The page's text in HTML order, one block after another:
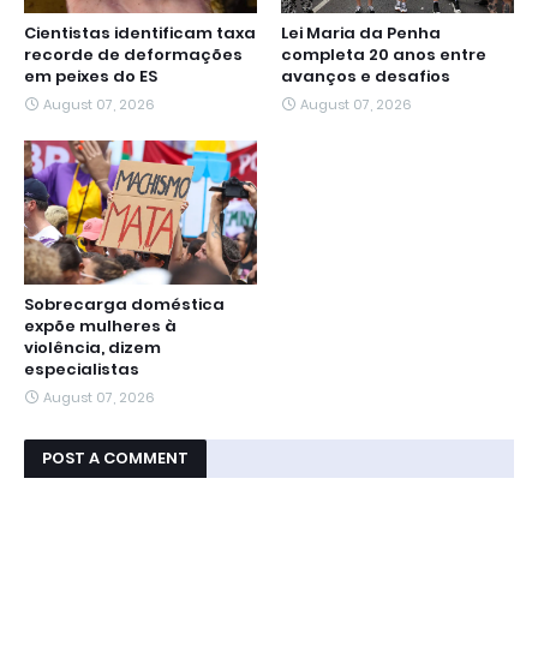
Cientistas identificam taxa
recorde de deformações
em peixes do ES
August 07, 2026
Lei Maria da Penha
completa 20 anos entre
avanços e desafios
August 07, 2026
Sobrecarga doméstica
expõe mulheres à
violência, dizem
especialistas
August 07, 2026
POST A COMMENT